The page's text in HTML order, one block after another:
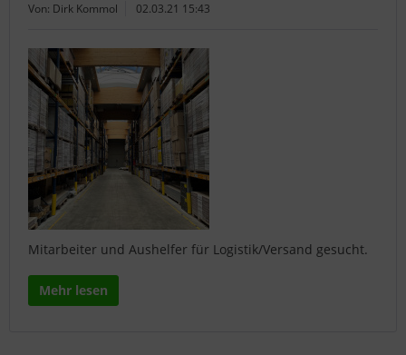
Von: Dirk Kommol 02.03.21 15:43
Mitarbeiter und Aushelfer für Logistik/Versand gesucht.
Mehr lesen